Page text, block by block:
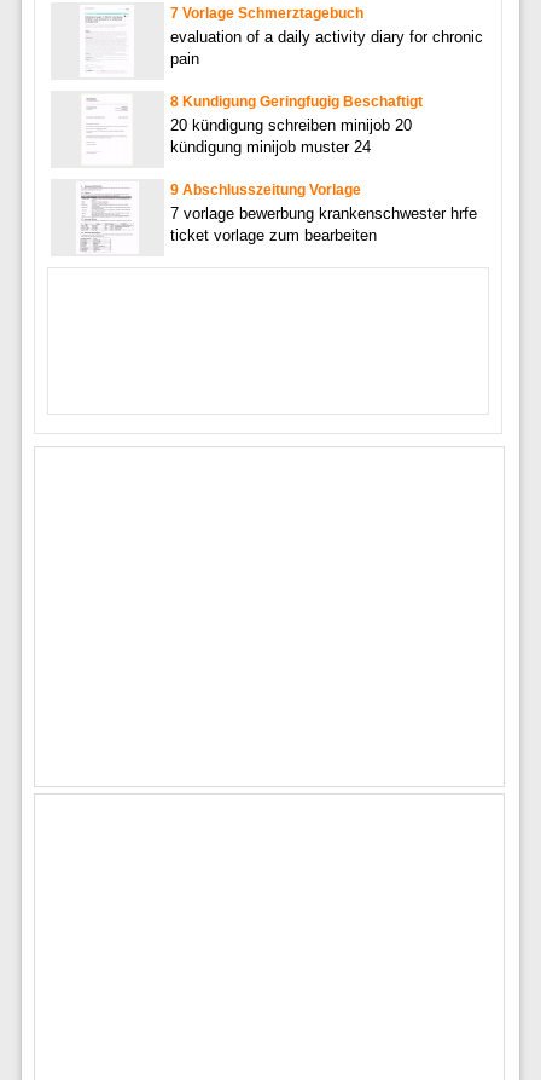
7 Vorlage Schmerztagebuch
evaluation of a daily activity diary for chronic
pain
8 Kundigung Geringfugig Beschaftigt
20 kündigung schreiben minijob 20
kündigung minijob muster 24
9 Abschlusszeitung Vorlage
7 vorlage bewerbung krankenschwester hrfe
ticket vorlage zum bearbeiten